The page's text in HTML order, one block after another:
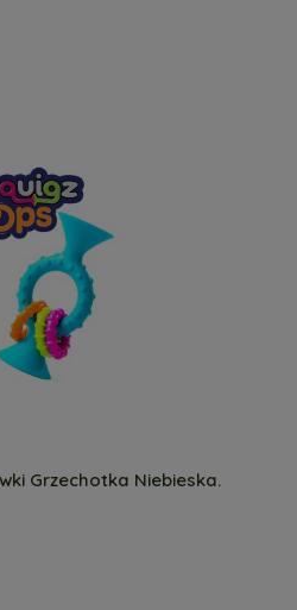
Grzechotka Niebieska.